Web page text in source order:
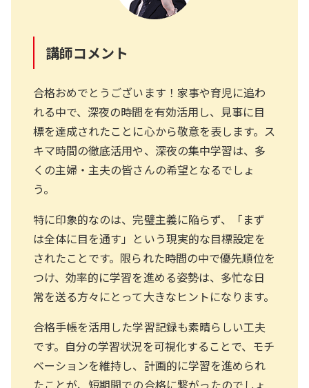
講師コメント
合格おめでとうございます！家事や育児に追わ
れる中で、深夜の時間を有効活用し、見事に目
標を達成されたことに心から敬意を表します。ス
キマ時間の徹底活用や、深夜の集中学習は、多
くの主婦・主夫の皆さんの希望となるでしょ
う。
特に印象的なのは、完璧主義に陥らず、「まず
は全体に目を通す」という現実的な目標設定を
されたことです。限られた時間の中で優先順位を
つけ、効率的に学習を進める姿勢は、多忙な日
常を送る方々にとって大きなヒントになります。
合格手帳を活用した学習記録も素晴らしい工夫
です。自分の学習状況を可視化することで、モチ
ベーションを維持し、計画的に学習を進められ
たことが、短期間での合格に繋がったのでしょ